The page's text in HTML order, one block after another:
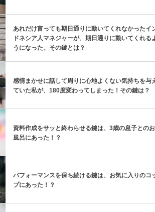
あれだけ言っても期日通りに動いてくれなかったイ
ドネシア人マネジャーが、期日通りに動いてくれる
うになった。その鍵とは？
感情まかせに話して周りに心地よくない気持ちを与
ていた私が、180度変わってしまった！その鍵は？
資料作成をサッと終わらせる鍵は、3歳の息子とのお
風呂にあった！？
パフォーマンスを保ち続ける鍵は、お気に入りのコ
プにあった！？